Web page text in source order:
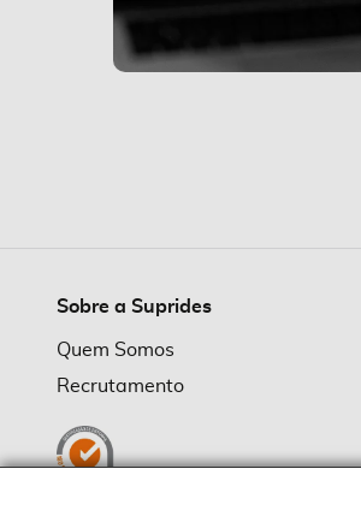
Sobre a Suprides
Quem Somos
Recrutamento